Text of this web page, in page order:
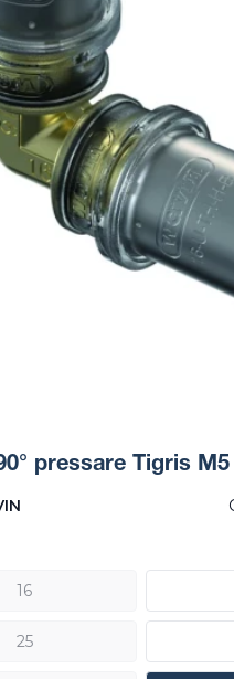
pressare Tigris M5
16
25